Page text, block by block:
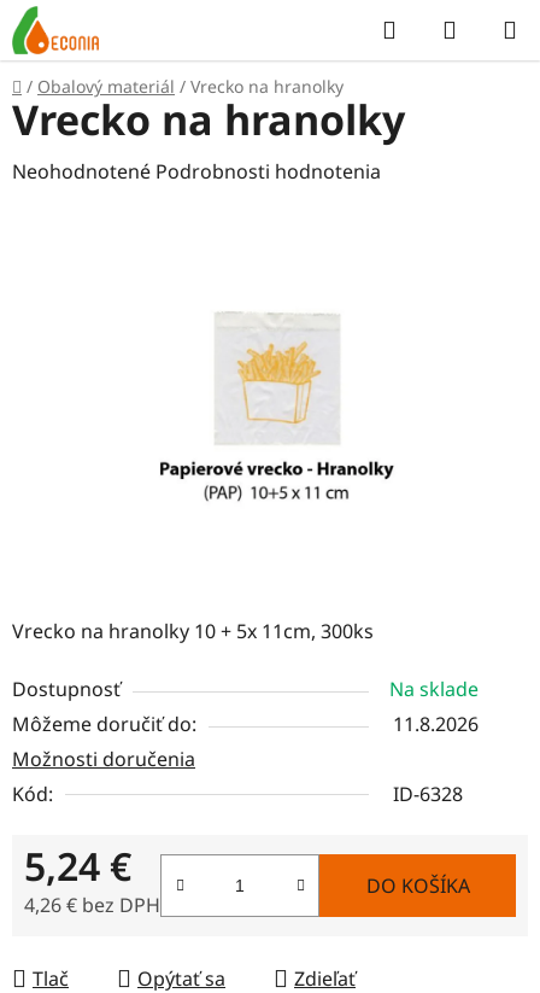
Prejsť
na
obsah
Hľadať
KOŠÍK
Domov
/ Obalový materiál / Vrecko na hranolky
Vrecko na hranolky 10 + 5x 11cm, 300ks
Dostupnosť
Na sklade
Môžeme doručiť do:
11.8.2026
Možnosti doručenia
Kód:
ID-6328
5,24 €
4,26 € bez DPH
DO KOŠÍKA
Tlač Opýtať sa Zdieľať
Vrecko na hranolky
Priemerné
Neohodnotené Podrobnosti hodnotenia